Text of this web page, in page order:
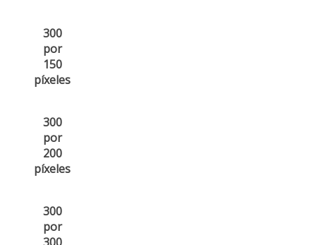
300
por
150
píxeles
300
por
200
píxeles
300
por